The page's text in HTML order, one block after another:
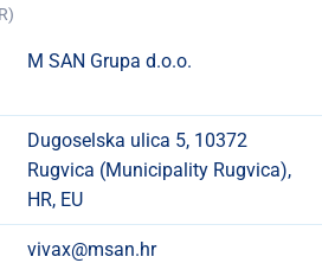
M SAN Grupa d.o.o.
Dugoselska ulica 5, 10372
Rugvica (Municipality Rugvica),
HR, EU
vivax@msan.hr